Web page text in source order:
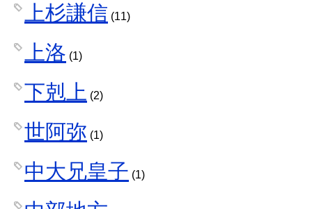
上杉謙信 (11)
上洛 (1)
下剋上 (2)
世阿弥 (1)
中大兄皇子 (1)